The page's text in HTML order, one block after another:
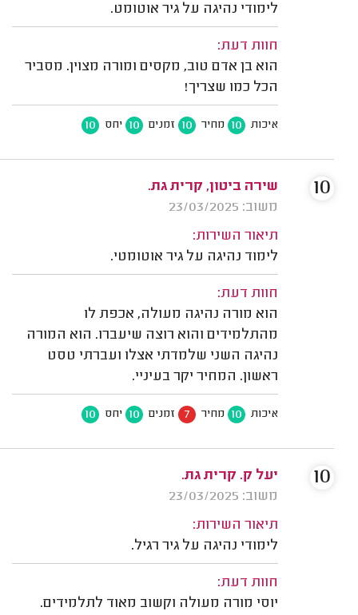
לימודי נהיגה על גיר אוטומט.
חוות דעת:
הוא בן אדם טוב, מקסים ומורה מצוין. מסביר
הכל כמו שצריך!
איכות 10 מחיר 10 זמנים 10 יחס 10
שירה ביטון, קרית גת.
משוב: 23/03/2025
תיאור השירות:
לימוד נהיגה על גיר אוטומטי.
חוות דעת:
הוא מורה נהיגה מעולה, אכפת לו
מהתלמידים והוא רוצה שיעברו. הוא המורה
נהיגה השני שלמדתי אצלו ועברתי טסט
ראשון. המחיר יקר בעיניי.
איכות 10 מחיר 7 זמנים 10 יחס 10
10
יעל ק. קרית גת.
משוב: 23/03/2025
תיאור השירות:
לימודי נהיגה על גיר רגיל.
חוות דעת:
יוסי מורה מעולה וקשוב מאוד לתלמידים.
10